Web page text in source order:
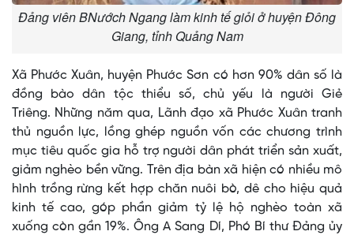
Đảng viên BNướch Ngang làm kinh tế giỏi ở huyện Đông
Giang, tỉnh Quảng Nam
Xã Phước Xuân, huyện Phước Sơn có hơn 90% dân số là
đồng bào dân tộc thiểu số, chủ yếu là người Giẻ
Triêng. Những năm qua, Lãnh đạo xã Phước Xuân tranh
thủ nguồn lực, lồng ghép nguồn vốn các chương trình
mục tiêu quốc gia hỗ trợ người dân phát triển sản xuất,
giảm nghèo bền vững. Trên địa bàn xã hiện có nhiều mô
hình trồng rừng kết hợp chăn nuôi bò, dê cho hiệu quả
kinh tế cao, góp phần giảm tỷ lệ hộ nghèo toàn xã
xuống còn gần 19%. Ông A Sang Dí, Phó Bí thư Đảng ủy